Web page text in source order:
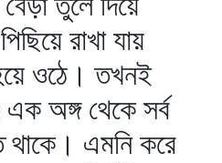
রাখা যায়
ওঠে। তখনই
অঙ্গ থেকে সর্ব
থাকে। এমনি করে